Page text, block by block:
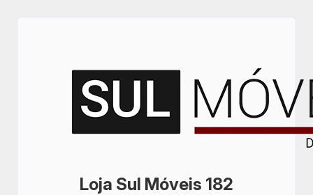
Loja Sul Móveis 182